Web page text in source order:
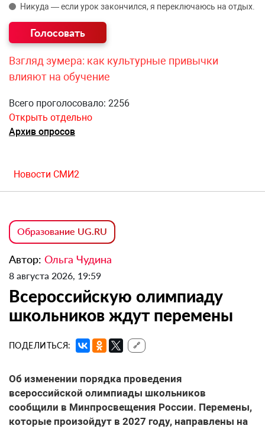
Никуда — если урок закончился, я переключаюсь на отдых.
Взгляд зумера: как культурные привычки
влияют на обучение
Всего проголосовало: 2256
Открыть отдельно
Архив опросов
Новости СМИ2
Образование UG.RU
Автор: Ольга Чудина
8 августа 2026, 19:59
Всероссийскую олимпиаду
школьников ждут перемены
ПОДЕЛИТЬСЯ: 🔗
Об изменении порядка проведения
всероссийской олимпиады школьников
сообщили в Минпросвещения России. Перемены,
которые произойдут в 2027 году, направлены на